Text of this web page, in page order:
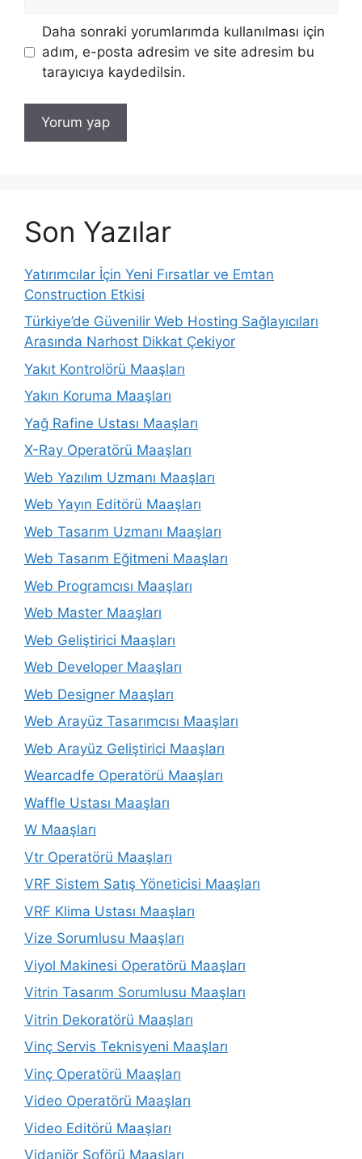
Daha sonraki yorumlarımda kullanılması için
adım, e-posta adresim ve site adresim bu
tarayıcıya kaydedilsin.
Son Yazılar
Yatırımcılar İçin Yeni Fırsatlar ve Emtan
Construction Etkisi
Türkiye’de Güvenilir Web Hosting Sağlayıcıları
Arasında Narhost Dikkat Çekiyor
Yakıt Kontrolörü Maaşları
Yakın Koruma Maaşları
Yağ Rafine Ustası Maaşları
X-Ray Operatörü Maaşları
Web Yazılım Uzmanı Maaşları
Web Yayın Editörü Maaşları
Web Tasarım Uzmanı Maaşları
Web Tasarım Eğitmeni Maaşları
Web Programcısı Maaşları
Web Master Maaşları
Web Geliştirici Maaşları
Web Developer Maaşları
Web Designer Maaşları
Web Arayüz Tasarımcısı Maaşları
Web Arayüz Geliştirici Maaşları
Wearcadfe Operatörü Maaşları
Waffle Ustası Maaşları
W Maaşları
Vtr Operatörü Maaşları
VRF Sistem Satış Yöneticisi Maaşları
VRF Klima Ustası Maaşları
Vize Sorumlusu Maaşları
Viyol Makinesi Operatörü Maaşları
Vitrin Tasarım Sorumlusu Maaşları
Vitrin Dekoratörü Maaşları
Vinç Servis Teknisyeni Maaşları
Vinç Operatörü Maaşları
Video Operatörü Maaşları
Video Editörü Maaşları
Vidanjör Şoförü Maaşları